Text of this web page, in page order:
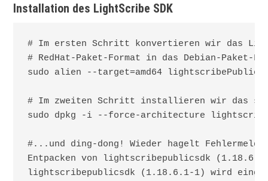
Installation des LightScribe SDK
# Im ersten Schritt konvertieren wir das
# RedHat-Paket-Format in das Debian-Paket-
sudo alien --target=amd64
# Im zweiten Schritt installieren wir das
sudo dpkg -i --force-architecture
#...und ding-dong! Wieder hagelt
Entpacken von lightscribepublicsdk
lightscribepublicsdk (1.18.6.1-1) wird